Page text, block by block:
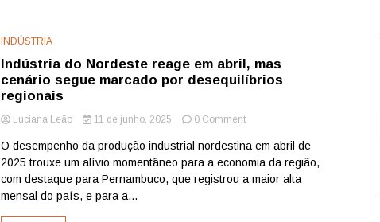
INDÚSTRIA
Indústria do Nordeste reage em abril, mas
cenário segue marcado por desequilíbrios
regionais
Luciana Leão 11 de junho, 2025 0 Commenton
do
Nordeste
reage
O desempenho da produção industrial nordestina em abril de
2025 trouxe um alívio momentâneo para a economia da região,
com destaque para Pernambuco, que registrou a maior alta
mensal do país, e para a...